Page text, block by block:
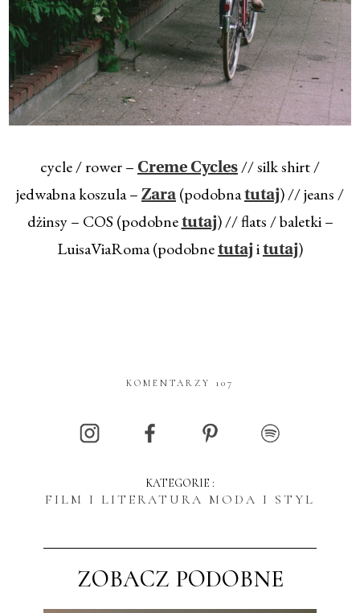
cycle / rower – Creme Cycles // silk shirt /
jedwabna koszula – Zara (podobnatutaj) // jeans /
dżinsy – COS (podobne tutaj) // flats / baletki –
LuisaViaRoma (podobne tutaj itutaj)
KOMENTARZY 107
KATEGORIE :
FILM I LITERATURA MODA I STYL
ZOBACZ PODOBNE